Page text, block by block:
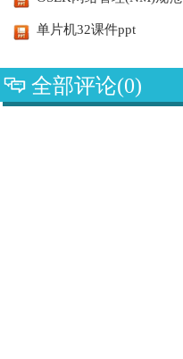
单片机32课件ppt
全部评论(0)